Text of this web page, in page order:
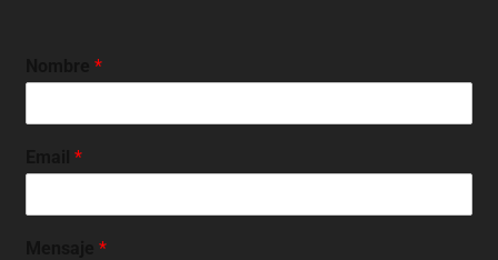
Nombre*
Email*
Mensaje*